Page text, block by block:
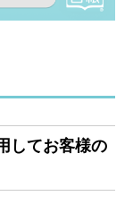
してお客様の